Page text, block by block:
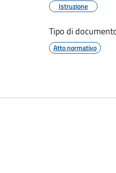
Istruzione
Tipo di
Atto normativo